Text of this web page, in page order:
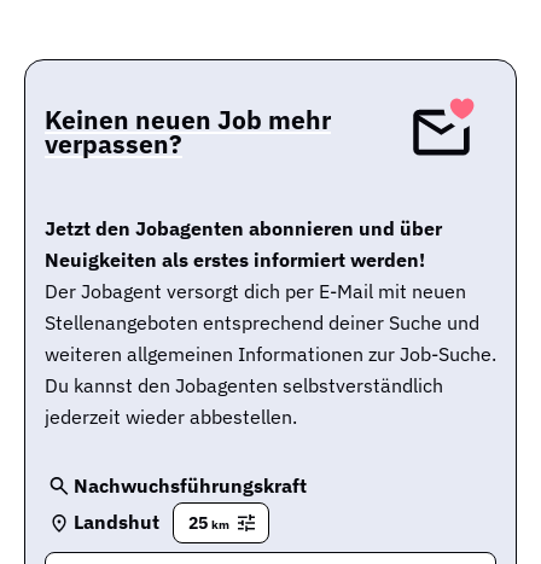
Keinen neuen Job mehr
verpassen?
Jetzt den Jobagenten abonnieren und über
Neuigkeiten als erstes informiert werden!
Der Jobagent versorgt dich per E-Mail mit neuen
Stellenangeboten entsprechend deiner Suche und
weiteren allgemeinen Informationen zur Job-Suche.
Du kannst den Jobagenten selbstverständlich
jederzeit wieder abbestellen.
Nachwuchsführungskraft
Landshut
25 km